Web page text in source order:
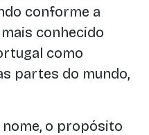
conforme a
conhecido
como
partes do mundo,
o propósito